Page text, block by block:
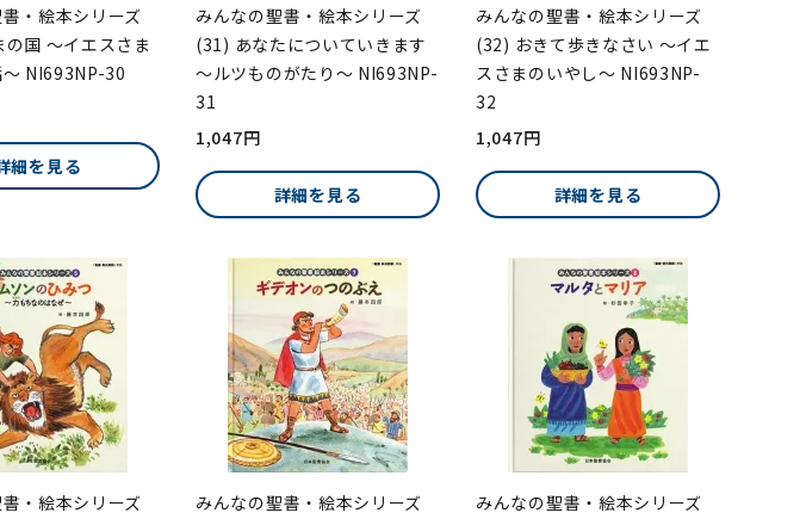
・絵本シリーズ
国 ～イエスさま
NI693NP-30
細を見る
みんなの聖書・絵本シリーズ
(31) あなたについていきます
～ルツものがたり～ NI693NP-
31
1,047円
詳細を見る
みんなの聖書・絵本シリーズ
(32) おきて歩きなさい ～イエ
スさまのいやし～ NI693NP-
32
1,047円
詳細を見る
・絵本シリーズ
みんなの聖書・絵本シリーズ
みんなの聖書・絵本シリーズ